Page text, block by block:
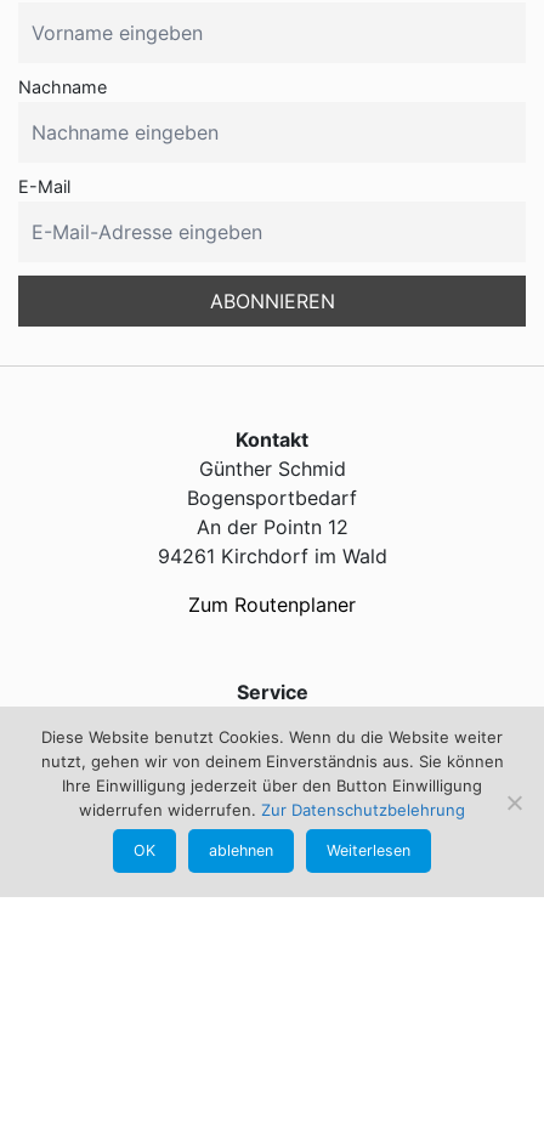
Nachname
E-Mail
Kontakt
Günther Schmid
Bogensportbedarf
An der Pointn 12
94261 Kirchdorf im Wald
Zum Routenplaner
Service
Impressum
info@bogensportschmid.de
+49 160 - 123 89 51
Diese Website benutzt Cookies. Wenn du die Website weiter
nutzt, gehen wir von deinem Einverständnis aus. Sie können
Ihre Einwilligung jederzeit über den Button Einwilligung
widerrufen widerrufen. Zur Datenschutzbelehrung
OK ablehnen Weiterlesen